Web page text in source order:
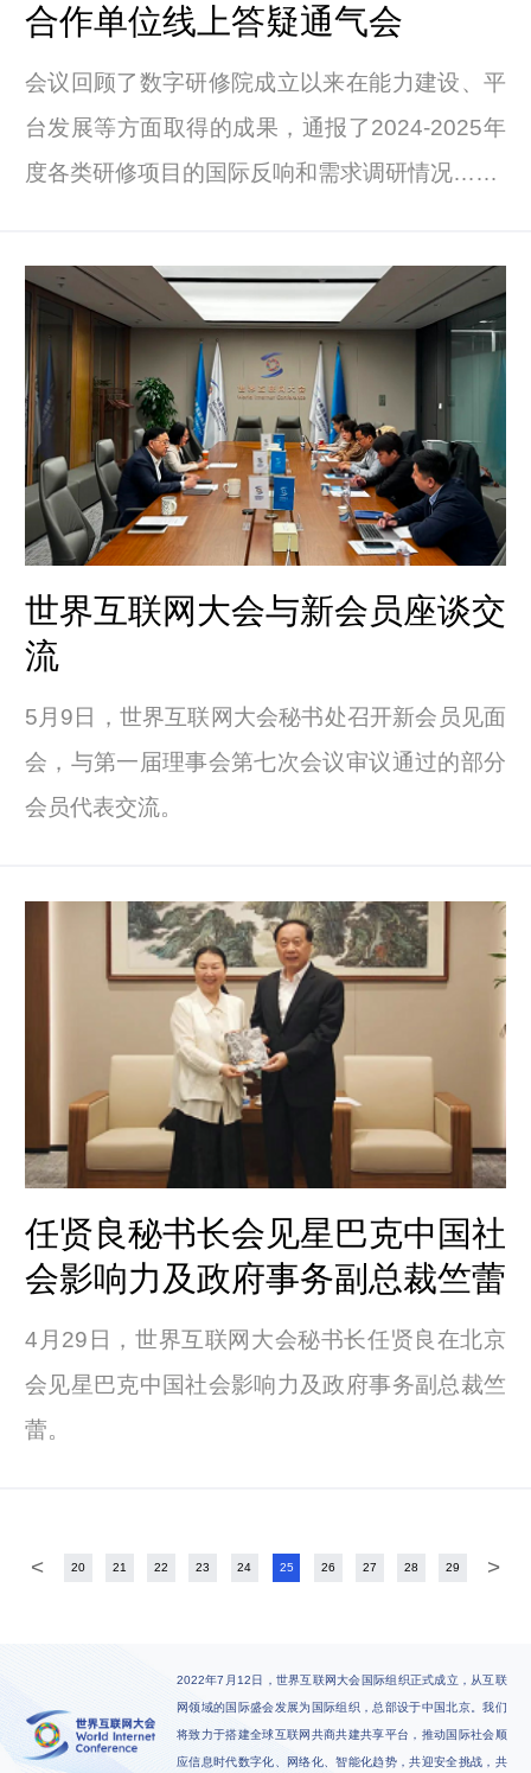
合作单位线上答疑通气会
会议回顾了数字研修院成立以来在能力建设、平
台发展等方面取得的成果，通报了2024-2025年
度各类研修项目的国际反响和需求调研情况……
世界互联网大会与新会员座谈交
流
5月9日，世界互联网大会秘书处召开新会员见面
会，与第一届理事会第七次会议审议通过的部分
会员代表交流。
任贤良秘书长会见星巴克中国社
会影响力及政府事务副总裁竺蕾
4月29日，世界互联网大会秘书长任贤良在北京
会见星巴克中国社会影响力及政府事务副总裁竺
蕾。
< 20 21 22 23 24 25 26 27 28 29 >
2022年7月12日，世界互联网大会国际组织正式成立，从互联
网领域的国际盛会发展为国际组织，总部设于中国北京。我们
将致力于搭建全球互联网共商共建共享平台，推动国际社会顺
应信息时代数字化、网络化、智能化趋势，共迎安全挑战，共